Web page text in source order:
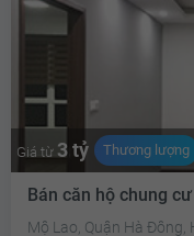
Giá từ 3 tỷ Thương lượng
Bán căn hộ chung
Mộ Lao, Quận Hà Đông,